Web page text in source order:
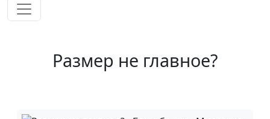
Размер не главное?